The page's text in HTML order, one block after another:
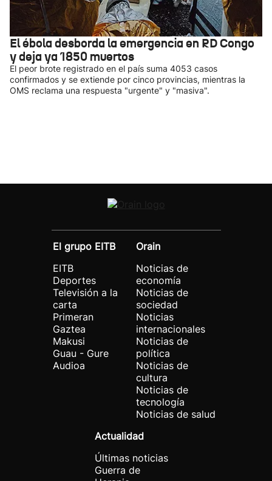
El ébola desborda la emergencia en RD Congo
y deja ya 1850 muertos
El peor brote registrado en el país suma 4053 casos
confirmados y se extiende por cinco provincias, mientras la
OMS reclama una respuesta "urgente" y "masiva".
El grupo EITB
EITB
Deportes
Televisión a la
carta
Primeran
Gaztea
Makusi
Guau - Gure
Audioa
Orain
Noticias de
economía
Noticias de
sociedad
Noticias
internacionales
Noticias de
política
Noticias de
cultura
Noticias de
tecnología
Noticias de salud
Actualidad
Últimas noticias
Guerra de